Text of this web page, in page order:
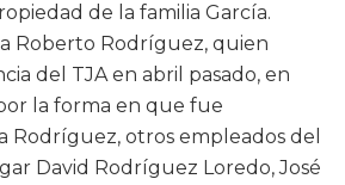
de la familia García.
Roberto Rodríguez, quien
del TJA en abril pasado, en
la forma en que fue
Rodríguez, otros empleados del
David Rodríguez Loredo, José